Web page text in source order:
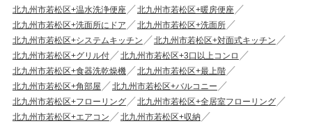
北九州市若松区+温水洗浄便座
北九州市若松区+暖房便座
北九州市若松区+洗面所にドア
北九州市若松区+洗面所
北九州市若松区+システムキッチン
北九州市若松区+対面式キッチン
北九州市若松区+グリル付
北九州市若松区+3口以上コンロ
北九州市若松区+食器洗乾燥機
北九州市若松区+最上階
北九州市若松区+角部屋
北九州市若松区+バルコニー
北九州市若松区+フローリング
北九州市若松区+全居室フローリング
北九州市若松区+エアコン
北九州市若松区+収納